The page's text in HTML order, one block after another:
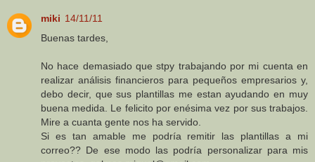
miki 14/11/11
Buenas tardes,
No hace demasiado que stpy trabajando por mi cuenta en
realizar análisis financieros para pequeños empresarios y,
debo decir, que sus plantillas me estan ayudando en muy
buena medida. Le felicito por enésima vez por sus trabajos.
Mire a cuanta gente nos ha servido.
Si es tan amable me podría remitir las plantillas a mi
correo?? De ese modo las podría personalizar para mis